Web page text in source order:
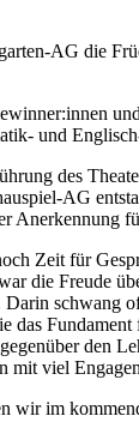
AG die
und
des
AG
Anerkennung
Zeit für
die Freude
schwang
das Fundament
den
mit viel
wir im